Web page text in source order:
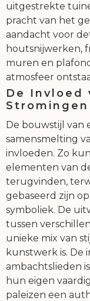
uitgestrekte
pracht van het
aandacht voor
houtsnijwerken,
muren en
atmosfeer
De Invloed
Stromingen
De bouwstijl van
samensmelting
invloeden. Zo
elementen van
terugvinden,
gebaseerd zijn
symboliek. De
tussen
unieke mix van
kunstwerk is. De
ambachtslieden
hun eigen
paleizen een